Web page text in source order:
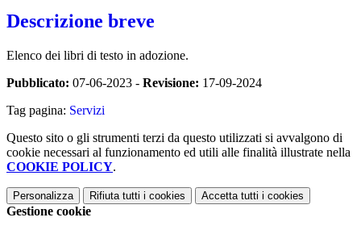
Descrizione breve
Elenco dei libri di testo in adozione.
Pubblicato: 07-06-2023 - Revisione: 17-09-2024
Tag pagina: Servizi
Questo sito o gli strumenti terzi da questo utilizzati si avvalgono di
cookie necessari al funzionamento ed utili alle finalità illustrate nella
COOKIE POLICY.
Personalizza Rifiuta tutti i cookies Accetta tutti i cookies
Gestione cookie